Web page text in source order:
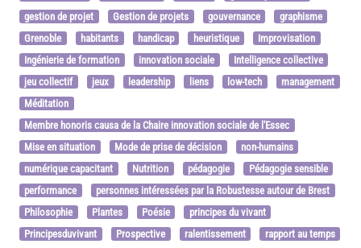
gestion de projet
Gestion de projets gouvernance
graphisme
Grenoble
habitants handicap heuristique
Improvisation
Ingénierie de formation
innovation sociale
Intelligence collective
jeu collectif
jeux leadership liens low-tech
management
Méditation
Membre honoris causa de la Chaire innovation sociale de l'Essec
Mise en situation
Mode de prise de décision
non-humains
numérique capacitant
Nutrition pédagogie
Pédagogie sensible
performance
personnes intéressées par la Robustesse autour de Brest
Philosophie
Plantes Poésie
principes du vivant
Principesduvivant
Prospective ralentissement
rapport au temps